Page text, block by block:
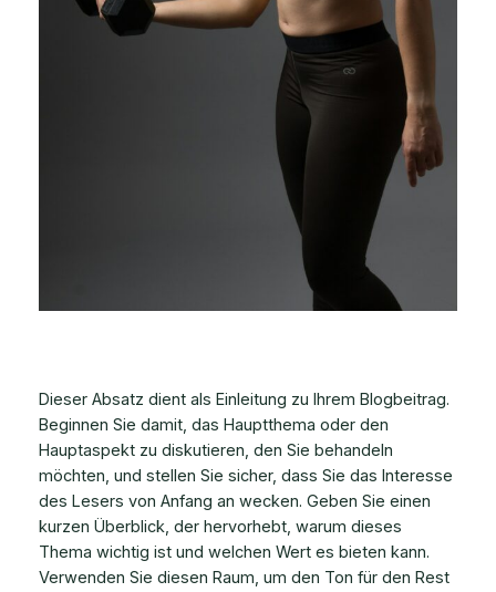
Dieser Absatz dient als Einleitung zu Ihrem Blogbeitrag.
Beginnen Sie damit, das Hauptthema oder den
Hauptaspekt zu diskutieren, den Sie behandeln
möchten, und stellen Sie sicher, dass Sie das Interesse
des Lesers von Anfang an wecken. Geben Sie einen
kurzen Überblick, der hervorhebt, warum dieses
Thema wichtig ist und welchen Wert es bieten kann.
Verwenden Sie diesen Raum, um den Ton für den Rest